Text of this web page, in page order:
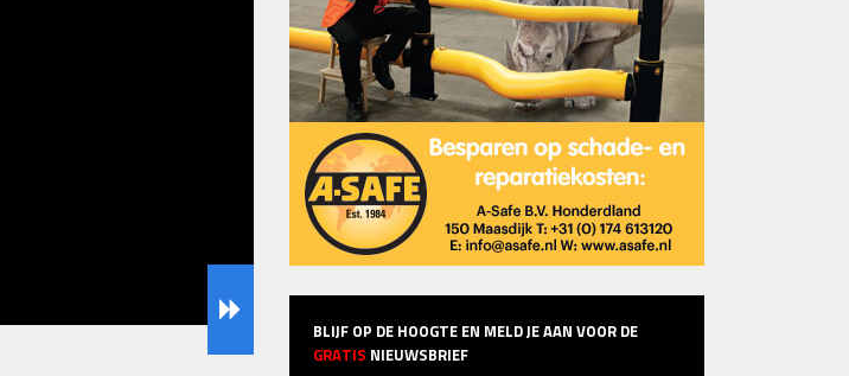
BLIJF OP DE HOOGTE EN MELD JE AAN VOOR DE
GRATIS NIEUWSBRIEF